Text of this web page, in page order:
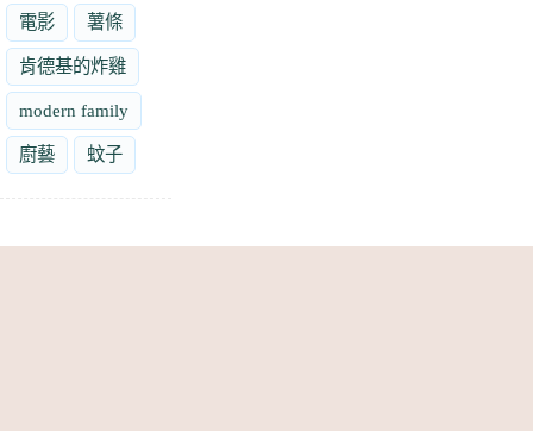
電影 薯條
肯德基的炸雞
modern family
廚藝 蚊子